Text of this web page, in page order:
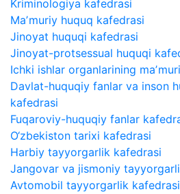
Kriminologiya kafedrasi
Maʼmuriy huquq kafedrasi
Jinoyat huquqi kafedrasi
Jinoyat-protsessual huquqi
Ichki ishlar organlarining
Davlat-huquqiy fanlar va inson
kafedrasi
Fuqaroviy-huquqiy fanlar
O‘zbekiston tarixi kafedrasi
Harbiy tayyorgarlik kafedrasi
Jangovar va jismoniy
Avtomobil tayyorgarlik kafedrasi